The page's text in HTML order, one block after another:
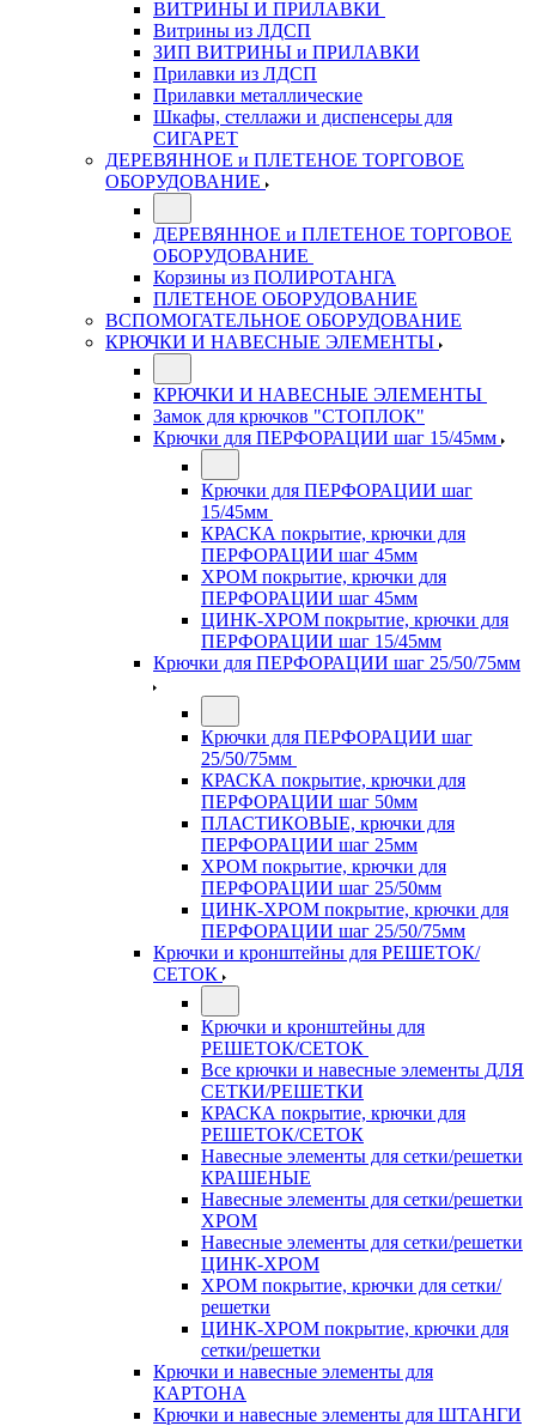
ВИТРИНЫ И ПРИЛАВКИ
Витрины из ЛДСП
ЗИП ВИТРИНЫ и ПРИЛАВКИ
Прилавки из ЛДСП
Прилавки металлические
Шкафы, стеллажи и диспенсеры для
СИГАРЕТ
ДЕРЕВЯННОЕ и ПЛЕТЕНОЕ ТОРГОВОЕ
ОБОРУДОВАНИЕ
ДЕРЕВЯННОЕ и ПЛЕТЕНОЕ ТОРГОВОЕ
ОБОРУДОВАНИЕ
Корзины из ПОЛИРОТАНГА
ПЛЕТЕНОЕ ОБОРУДОВАНИЕ
ВСПОМОГАТЕЛЬНОЕ ОБОРУДОВАНИЕ
КРЮЧКИ И НАВЕСНЫЕ ЭЛЕМЕНТЫ
КРЮЧКИ И НАВЕСНЫЕ ЭЛЕМЕНТЫ
Замок для крючков "СТОПЛОК"
Крючки для ПЕРФОРАЦИИ шаг 15/45мм
Крючки для ПЕРФОРАЦИИ шаг
15/45мм
КРАСКА покрытие, крючки для
ПЕРФОРАЦИИ шаг 45мм
ХРОМ покрытие, крючки для
ПЕРФОРАЦИИ шаг 45мм
ЦИНК-ХРОМ покрытие, крючки для
ПЕРФОРАЦИИ шаг 15/45мм
Крючки для ПЕРФОРАЦИИ шаг 25/50/75мм
Крючки для ПЕРФОРАЦИИ шаг
25/50/75мм
КРАСКА покрытие, крючки для
ПЕРФОРАЦИИ шаг 50мм
ПЛАСТИКОВЫЕ, крючки для
ПЕРФОРАЦИИ шаг 25мм
ХРОМ покрытие, крючки для
ПЕРФОРАЦИИ шаг 25/50мм
ЦИНК-ХРОМ покрытие, крючки для
ПЕРФОРАЦИИ шаг 25/50/75мм
Крючки и кронштейны для РЕШЕТОК/
СЕТОК
Крючки и кронштейны для
РЕШЕТОК/СЕТОК
Все крючки и навесные элементы ДЛЯ
СЕТКИ/РЕШЕТКИ
КРАСКА покрытие, крючки для
РЕШЕТОК/СЕТОК
Навесные элементы для сетки/решетки
КРАШЕНЫЕ
Навесные элементы для сетки/решетки
ХРОМ
Навесные элементы для сетки/решетки
ЦИНК-ХРОМ
ХРОМ покрытие, крючки для сетки/
решетки
ЦИНК-ХРОМ покрытие, крючки для
сетки/решетки
Крючки и навесные элементы для
КАРТОНА
Крючки и навесные элементы для ШТАНГИ